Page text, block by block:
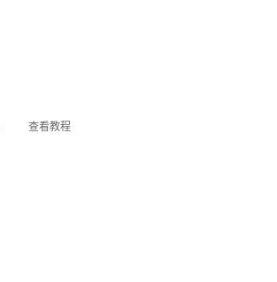
查看教程